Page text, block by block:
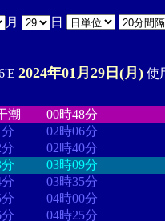
月 日
2024年01月29日(月) 使
潮
00時48分
分
02時06分
分
02時40分
03時09分
03時35分
分
04時00分
04時25分